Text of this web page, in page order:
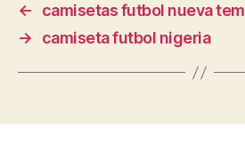
←
camisetas futbol nueva
→
camiseta futbol nigeria